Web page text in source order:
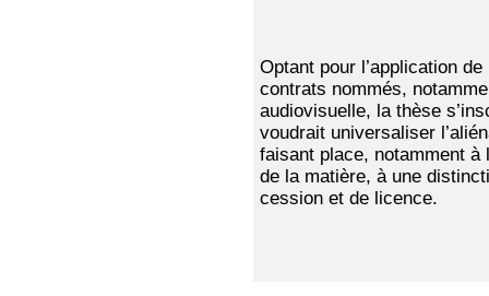
Optant pour l’application
contrats nommés,
audiovisuelle, la thèse
voudrait universaliser
faisant place, notamment à
de la matière, à une
cession et de licence.